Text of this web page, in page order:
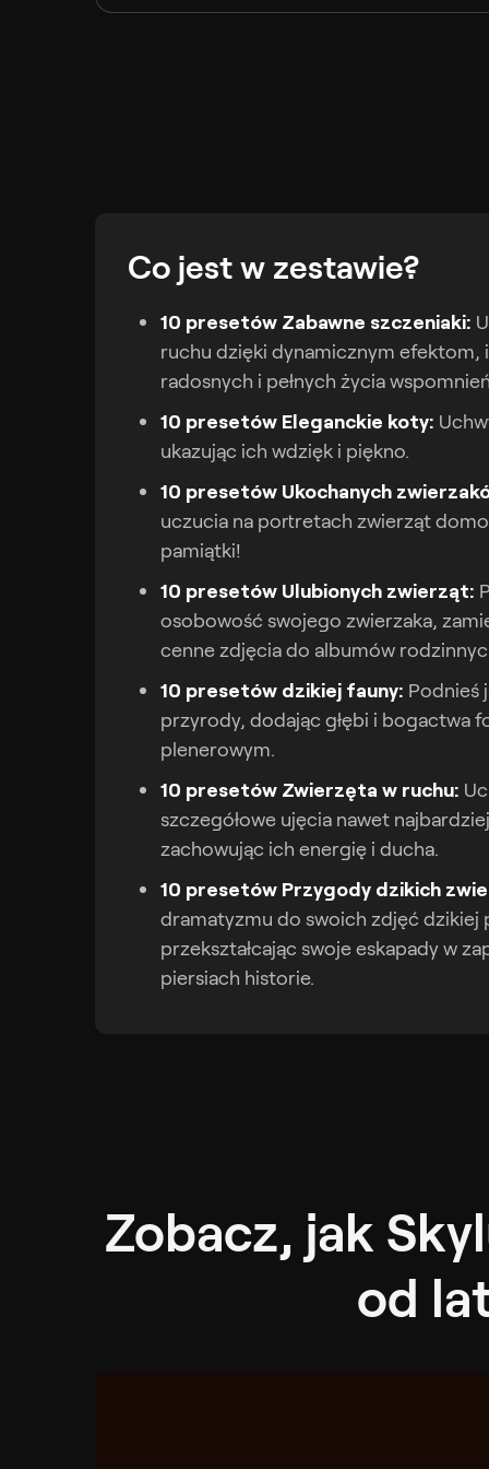
Co jest w zestawie?
10 presetów Zabawne szczeniaki:
ruchu dzięki dynamicznym efektom,
radosnych i pełnych życia
10 presetów Eleganckie koty:
ukazując ich wdzięk i piękno.
10 presetów Ukochanych
uczucia na portretach zwierząt
pamiątki!
10 presetów Ulubionych zwierząt:
osobowość swojego zwierzaka,
cenne zdjęcia do albumów
10 presetów dzikiej fauny: Podnieś
przyrody, dodając głębi i bogactwa
plenerowym.
10 presetów Zwierzęta w ruchu:
szczegółowe ujęcia nawet
zachowując ich energię i ducha.
10 presetów Przygody dzikich
dramatyzmu do swoich zdjęć dzikiej
przekształcając swoje eskapady w
piersiach historie.
Zobacz, jak
od